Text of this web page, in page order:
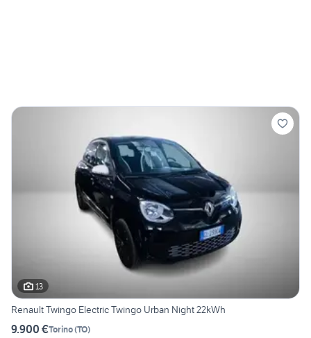
13
Renault Twingo Electric Twingo Urban Night 22kWh
9.900 €Torino(TO)